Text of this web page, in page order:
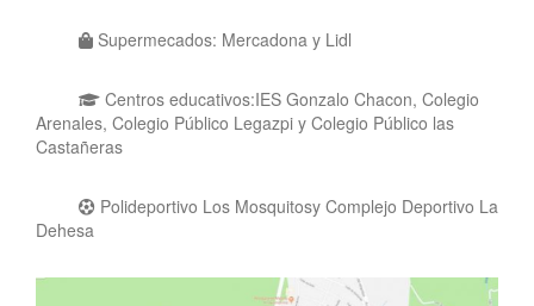
Supermecados: Mercadona y Lidl
Centros educativos:IES Gonzalo Chacon, Colegio
Arenales, Colegio Público Legazpi y Colegio Público las
Castañeras
Polideportivo Los Mosquitosy Complejo Deportivo La
Dehesa